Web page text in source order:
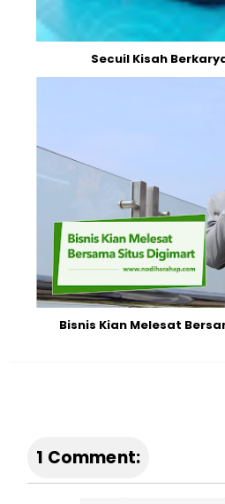
Secuil Kisah
Bisnis Kian Melesat
1 Comment: